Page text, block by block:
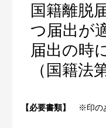
国籍離脱
つ届出が
届出の時
（国籍法
【必要書類】 ※印の